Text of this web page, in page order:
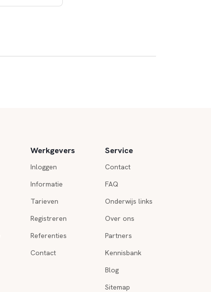
Werkgevers
Inloggen
Informatie
Tarieven
Registreren
Referenties
Contact
Service
Contact
FAQ
Onderwijs links
Over ons
Partners
Kennisbank
Blog
Sitemap